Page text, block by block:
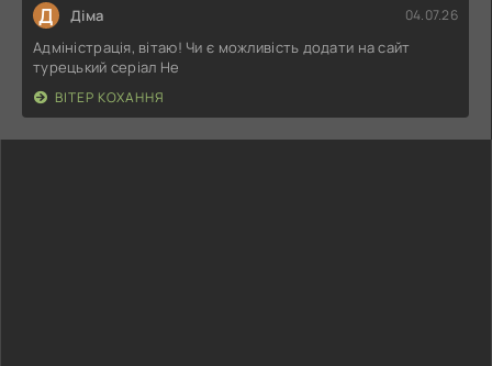
Д Діма 04.07.26
Адміністрація, вітаю! Чи є можливість додати на сайт
турецький серіал Не
ВІТЕР КОХАННЯ